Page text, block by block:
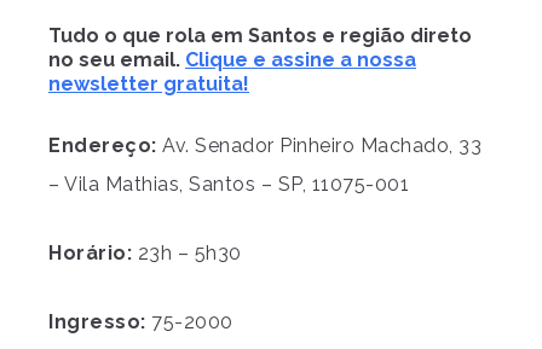
Tudo o que rola em Santos e região direto
no seu email. Clique e assine a nossa
newsletter gratuita!
Endereço: Av. Senador Pinheiro Machado, 33
– Vila Mathias, Santos – SP, 11075-001
Horário: 23h – 5h30
Ingresso: 75-2000